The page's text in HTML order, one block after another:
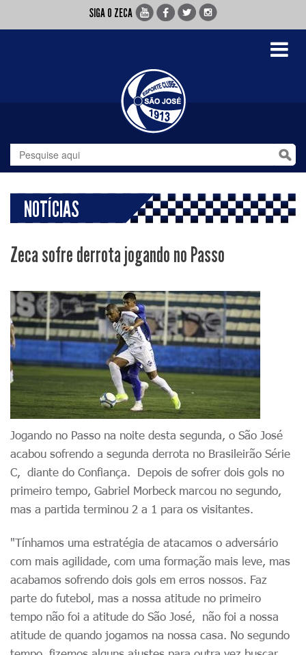
SIGA O ZECA
Toggle
NOTÍCIAS
Zeca sofre derrota jogando no Passo
Jogando no Passo na noite desta segunda, o São José
acabou sofrendo a segunda derrota no Brasileirão Série
C, diante do Confiança. Depois de sofrer dois gols no
primeiro tempo, Gabriel Morbeck marcou no segundo,
mas a partida terminou 2 a 1 para os visitantes.
"Tínhamos uma estratégia de atacamos o adversário
com mais agilidade, com uma formação mais leve, mas
acabamos sofrendo dois gols em erros nossos. Faz
parte do futebol, mas a nossa atitude no primeiro
tempo não foi a atitude do São José, não foi a nossa
atitude de quando jogamos na nossa casa. No segundo